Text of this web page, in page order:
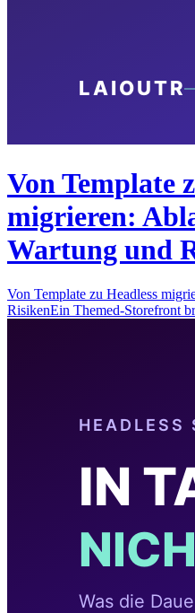
Von Template
migrieren:
Wartung und
Von Template zu Headless
RisikenEin Themed-Storefront